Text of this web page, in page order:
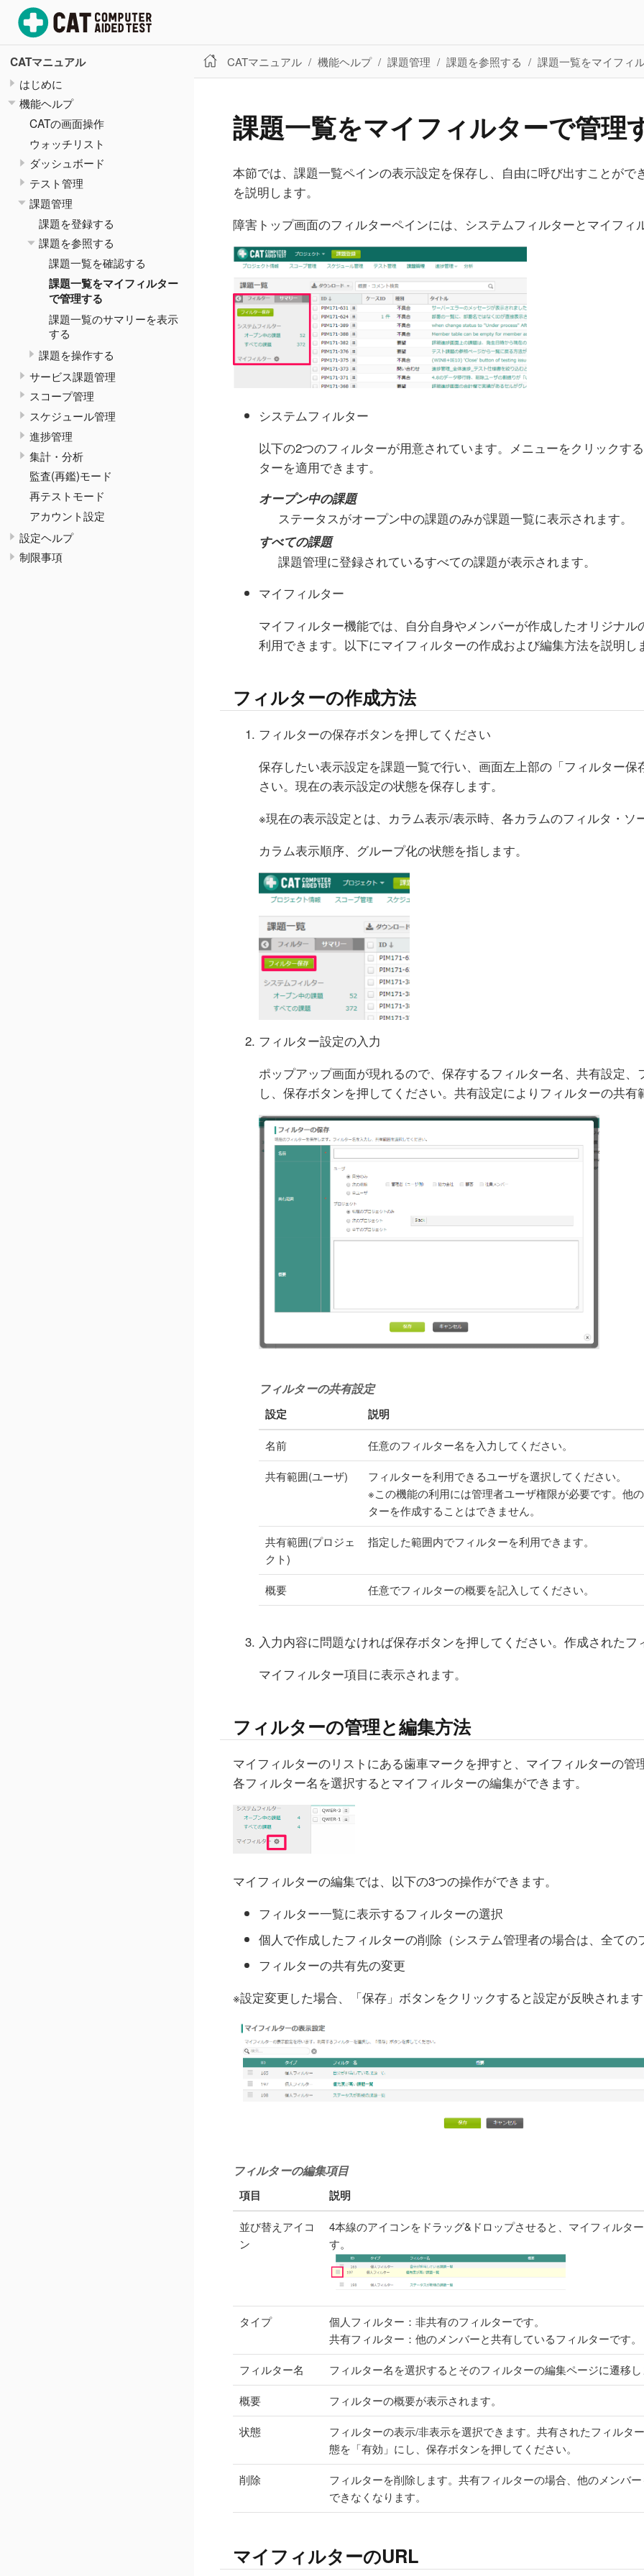
CATマニュアル
はじめに
機能ヘルプ
CATの画面操作
ウォッチリスト
ダッシュボード
テスト管理
課題管理
課題を登録する
課題を参照する
課題一覧を確認する
課題一覧をマイフィルター
で管理する
課題一覧のサマリーを表示
する
課題を操作する
サービス課題管理
スコープ管理
スケジュール管理
進捗管理
集計・分析
監査(再鑑)モード
再テストモード
アカウント設定
設定ヘルプ
制限事項
CATマニュアル 機能ヘルプ 課題管理 課題を参照する 課題一覧をマイフィ
課題一覧をマイフィルターで管理
本節では、課題一覧ペインの表示設定を保存し、自由に呼び出すことがで
を説明します。
障害トップ画面のフィルターペインには、システムフィルターとマイフィ
システムフィルター
以下の2つのフィルターが用意されています。メニューをクリックす
ターを適用できます。
オープン中の課題
ステータスがオープン中の課題のみが課題一覧に表示されます。
すべての課題
課題管理に登録されているすべての課題が表示されます。
マイフィルター
マイフィルター機能では、自分自身やメンバーが作成したオリジナル
利用できます。以下にマイフィルターの作成および編集方法を説明し
フィルターの作成方法
フィルターの保存ボタンを押してください
保存したい表示設定を課題一覧で行い、画面左上部の「フィルター保
さい。現在の表示設定の状態を保存します。
※現在の表示設定とは、カラム表示/表示時、各カラムのフィルタ・ソ
カラム表示順序、グループ化の状態を指します。
フィルター設定の入力
ポップアップ画面が現れるので、保存するフィルター名、共有設定、
し、保存ボタンを押してください。共有設定によりフィルターの共有
フィルターの共有設定
設定 説明
名前 任意のフィルター名を入力してください。
共有範囲(ユーザ)
フィルターを利用できるユーザを選択してください。
※この機能の利用には管理者ユーザ権限が必要です。他
ターを作成することはできません。
共有範囲(プロジェ
クト)
指定した範囲内でフィルターを利用できます。
概要 任意でフィルターの概要を記入してください。
入力内容に問題なければ保存ボタンを押してください。作成されたフ
マイフィルター項目に表示されます。
フィルターの管理と編集方法
マイフィルターのリストにある歯車マークを押すと、マイフィルターの管
各フィルター名を選択するとマイフィルターの編集ができます。
マイフィルターの編集では、以下の3つの操作ができます。
フィルター一覧に表示するフィルターの選択
個人で作成したフィルターの削除（システム管理者の場合は、全ての
フィルターの共有先の変更
※設定変更した場合、「保存」ボタンをクリックすると設定が反映されます
フィルターの編集項目
項目 説明
並び替えアイコ
ン
4本線のアイコンをドラッグ&ドロップさせると、マイフィルタ
す。
タイプ
個人フィルター：非共有のフィルターです。
共有フィルター：他のメンバーと共有しているフィルターです。
フィルター名 フィルター名を選択するとそのフィルターの編集ページに遷移し
概要 フィルターの概要が表示されます。
状態
フィルターの表示/非表示を選択できます。共有されたフィルタ
態を「有効」にし、保存ボタンを押してください。
削除
フィルターを削除します。共有フィルターの場合、他のメンバ
できなくなります。
マイフィルターのURL